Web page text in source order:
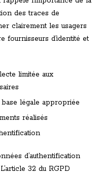
des traces de
clairement les usagers
fournisseurs d’identité et
limitée aux
légale appropriée
réalisés
d’authentification
32 du RGPD